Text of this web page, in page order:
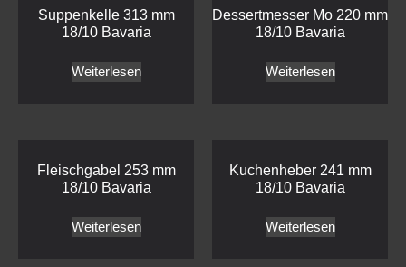
Suppenkelle 313 mm
18/10 Bavaria
Weiterlesen
Dessertmesser Mo 220 mm
18/10 Bavaria
Weiterlesen
Fleischgabel 253 mm
18/10 Bavaria
Weiterlesen
Kuchenheber 241 mm
18/10 Bavaria
Weiterlesen